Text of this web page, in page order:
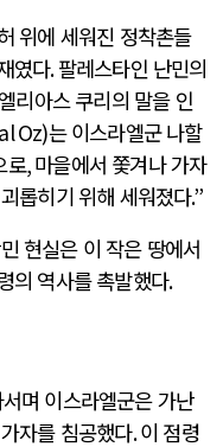
위에 세워진 정착촌들
였다.팔레스타인 난민의
리아스 쿠리의 말을 인
Oz)는 이스라엘군 나할
로,마을에서 쫓겨나 가자
롭히기 위해 세워졌다.”
현실은 이 작은 땅에서
의 역사를 촉발했다.
며 이스라엘군은 가난
자를 침공했다.이 점령